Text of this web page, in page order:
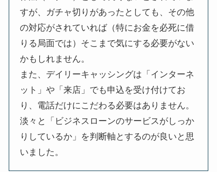
すが、ガチャ切りがあったとしても、その他
の対応がされていれば（特にお金を必死に借
りる局面では）そこまで気にする必要がない
かもしれません。
また、デイリーキャッシングは「インターネ
ット」や「来店」でも申込を受け付けてお
り、電話だけにこだわる必要はありません。
淡々と「ビジネスローンのサービスがしっか
りしているか」を判断軸とするのが良いと思
いました。